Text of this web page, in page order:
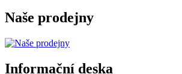
Naše prodejny
Informační deska